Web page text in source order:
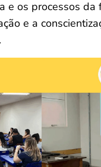
e os processos
e a